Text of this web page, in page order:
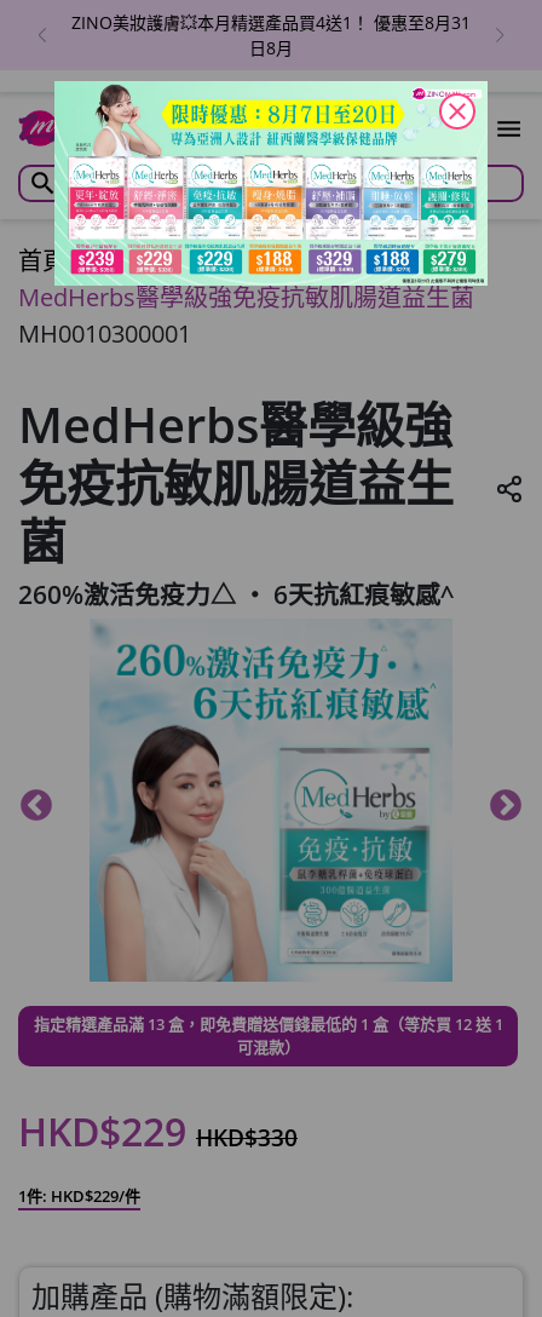
ZINO美妝護膚💥本月精選產品買4送1！ 優惠至8月31
日8月
首頁/
MedHerbs醫學級強免疫抗敏肌腸道益生菌
MH0010300001
MedHerbs醫學級強
免疫抗敏肌腸道益生
菌
260%激活免疫力△ ‧ 6天抗紅痕敏感^
指定精選產品滿 13 盒，即免費贈送價錢最低的 1 盒（等於買 12 送 1
可混款）
HKD$229 HKD$330
1件: HKD$229/件
加購產品 (購物滿額限定):
close